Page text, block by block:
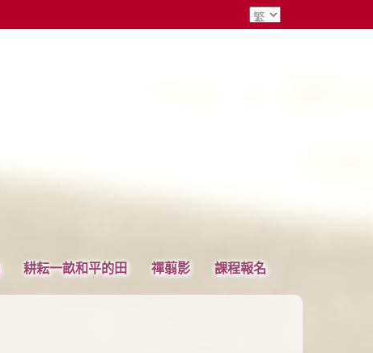
耕耘一畝和平的田 禪翦影 課程報名